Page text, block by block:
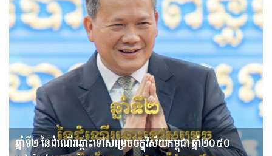
ឆ្នាំទី២ នៃដំណើរឆ្ពោះទៅសម្រេច​ចក្ខុវិស័យ​កម្ពុជា ឆ្នាំ២០៥០